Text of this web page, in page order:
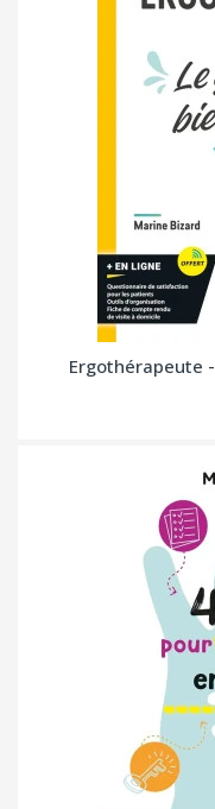
Ergothérapeute